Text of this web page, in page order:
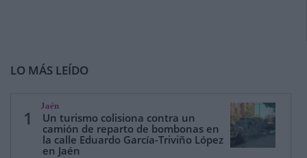
LO MÁS LEÍDO
1
Jaén
Un turismo colisiona contra un
camión de reparto de bombonas en
la calle Eduardo García-Triviño López
en Jaén